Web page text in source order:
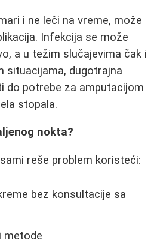
i ne leči na vreme, može
Infekcija se može
a u težim slučajevima čak i
situacijama, dugotrajna
do potrebe za amputacijom
stopala.
nokta?
reše problem koristeći:
bez konsultacije sa
metode